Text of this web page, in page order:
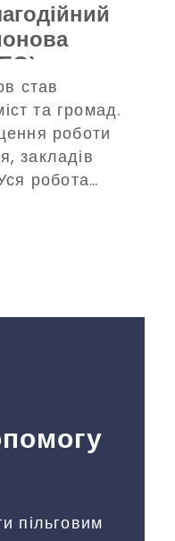
став
та громад.
роботи
закладів
робота
пільговим